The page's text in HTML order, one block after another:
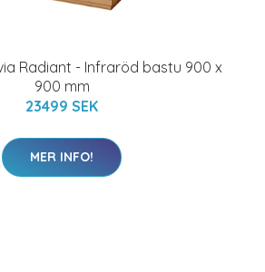
Radiant - Infraröd bastu 900 x
900 mm
23499 SEK
MER INFO!